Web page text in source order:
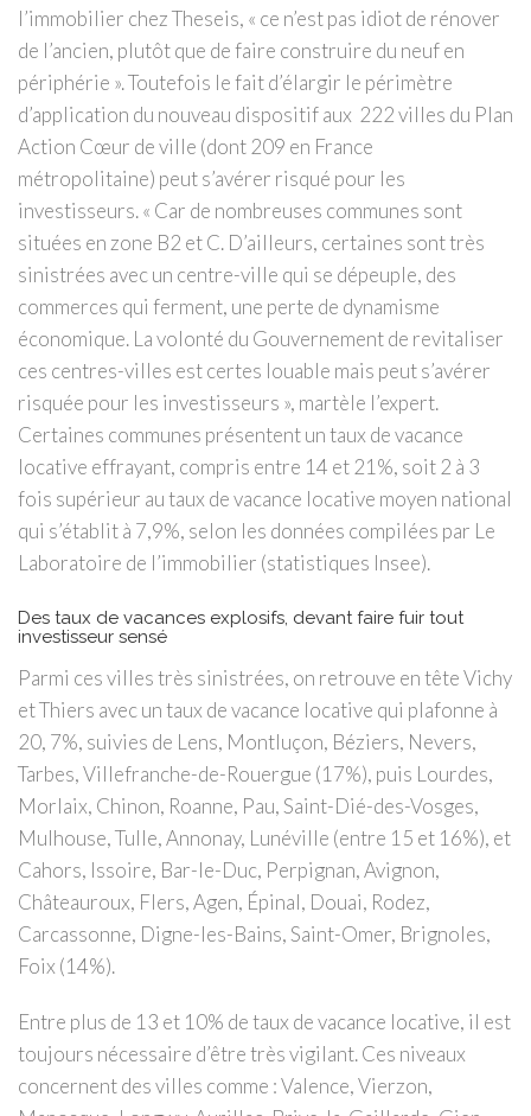
l’immobilier chez Theseis, « ce n’est pas idiot de rénover
de l’ancien, plutôt que de faire construire du neuf en
périphérie ». Toutefois le fait d’élargir le périmètre
d’application du nouveau dispositif aux 222 villes du Plan
Action Cœur de ville (dont 209 en France
métropolitaine) peut s’avérer risqué pour les
investisseurs. « Car de nombreuses communes sont
situées en zone B2 et C. D’ailleurs, certaines sont très
sinistrées avec un centre-ville qui se dépeuple, des
commerces qui ferment, une perte de dynamisme
économique. La volonté du Gouvernement de revitaliser
ces centres-villes est certes louable mais peut s’avérer
risquée pour les investisseurs », martèle l’expert.
Certaines communes présentent un taux de vacance
locative effrayant, compris entre 14 et 21%, soit 2 à 3
fois supérieur au taux de vacance locative moyen national
qui s’établit à 7,9%, selon les données compilées par Le
Laboratoire de l’immobilier (statistiques Insee).
Des taux de vacances explosifs, devant faire fuir tout
investisseur sensé
Parmi ces villes très sinistrées, on retrouve en tête Vichy
et Thiers avec un taux de vacance locative qui plafonne à
20, 7%, suivies de Lens, Montluçon, Béziers, Nevers,
Tarbes, Villefranche-de-Rouergue (17%), puis Lourdes,
Morlaix, Chinon, Roanne, Pau, Saint-Dié-des-Vosges,
Mulhouse, Tulle, Annonay, Lunéville (entre 15 et 16%), et
Cahors, Issoire, Bar-le-Duc, Perpignan, Avignon,
Châteauroux, Flers, Agen, Épinal, Douai, Rodez,
Carcassonne, Digne-les-Bains, Saint-Omer, Brignoles,
Foix (14%).
Entre plus de 13 et 10% de taux de vacance locative, il est
toujours nécessaire d’être très vigilant. Ces niveaux
concernent des villes comme : Valence, Vierzon,